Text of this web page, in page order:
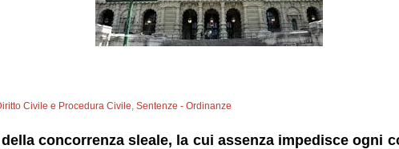
Civile e Procedura Civile,Sentenze - Ordinanze
concorrenza sleale, la cui assenza impedisce ogni